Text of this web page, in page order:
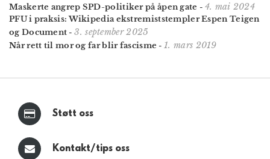
Maskerte angrep SPD-politiker på åpen gate - 4. mai 2024
PFU i praksis: Wikipedia ekstremist­stempler Espen Teigen
og Document -3. september 2025
Når rett til mor og far blir fascisme -1. mars 2019
Støtt oss
Kontakt/tips oss